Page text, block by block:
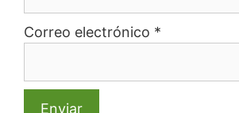
Correo electrónico *